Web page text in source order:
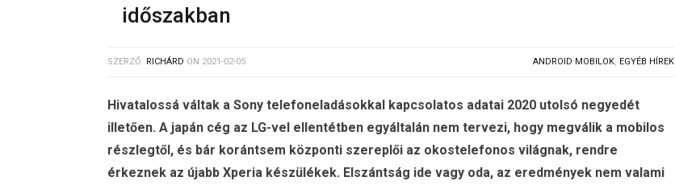
időszakban
SZERZŐ: RICHÁRD ON 2021-02-05 ANDROID MOBILOK, EGYÉB HÍREK
Hivatalossá váltak a Sony telefoneladásokkal kapcsolatos adatai 2020 utolsó negyedét
illetően. A japán cég az LG-vel ellentétben egyáltalán nem tervezi, hogy megválik a mobilos
részlegtől, és bár korántsem központi szereplői az okostelefonos világnak, rendre
érkeznek az újabb Xperia készülékek. Elszántság ide vagy oda, az eredmények nem valami